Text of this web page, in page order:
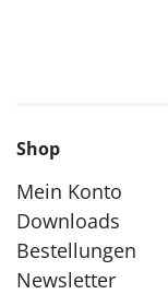
Shop
Mein Konto
Downloads
Bestellungen
Newsletter